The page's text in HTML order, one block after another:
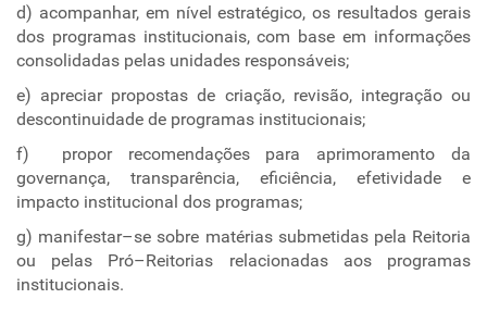
d) acompanhar, em nível estratégico, os resultados gerais
dos programas institucionais, com base em informações
consolidadas pelas unidades responsáveis;
e) apreciar propostas de criação, revisão, integração ou
descontinuidade de programas institucionais;
f) propor recomendações para aprimoramento da
governança, transparência, eficiência, efetividade e
impacto institucional dos programas;
g) manifestar–se sobre matérias submetidas pela Reitoria
ou pelas Pró–Reitorias relacionadas aos programas
institucionais.